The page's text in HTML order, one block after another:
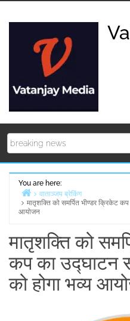
You are here:
Home
वाताञ्जय ब्रेकिंग
मातृशक्ति को समर्पित भीण्डर क्रिकेट कप
आयोजन
मातृशक्ति को
कप का उद्घाटन
को होगा भव्य